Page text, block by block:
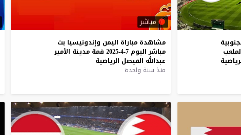
مباشر
مشاهدة مباراة اليمن وإندونيسيا بث
مباشر اليوم 7-4-2025 قمة مدينة الأمير
عبدالله الفيصل الرياضية
منذ سنة واحدة